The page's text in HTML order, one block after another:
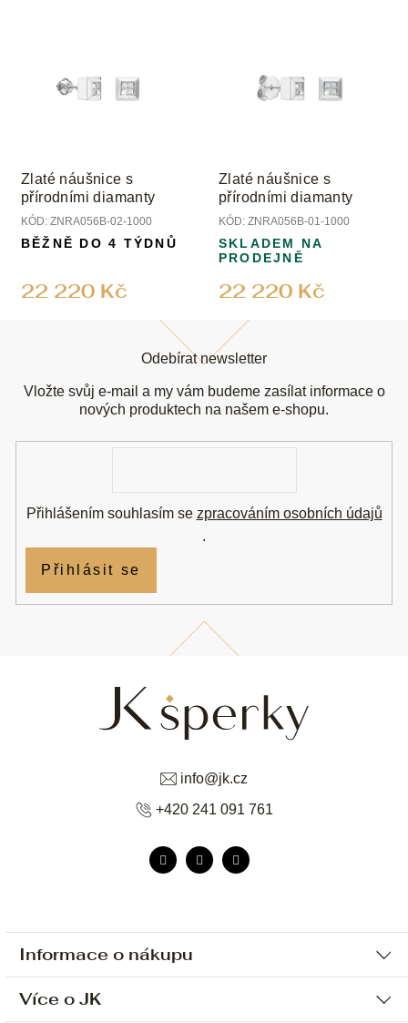
Zlaté náušnice s
přírodními diamanty
KÓD: ZNRA056B-02-1000
22 220 Kč
BĚŽNĚ DO 4 TÝDNŮ
Zlaté náušnice s
přírodními diamanty
KÓD: ZNRA056B-01-1000
22 220 Kč
SKLADEM NA
PRODEJNĚ
Informace o nákupu
Ochrana osobních údajů
Více o JK
info@jk.cz
+420 241 091 761
Odebírat newsletter
Vložte svůj e-mail a my vám budeme zasílat informace o
nových produktech na našem e-shopu.
Přihlášením souhlasím se zpracováním osobních údajů
.
Přihlásit se